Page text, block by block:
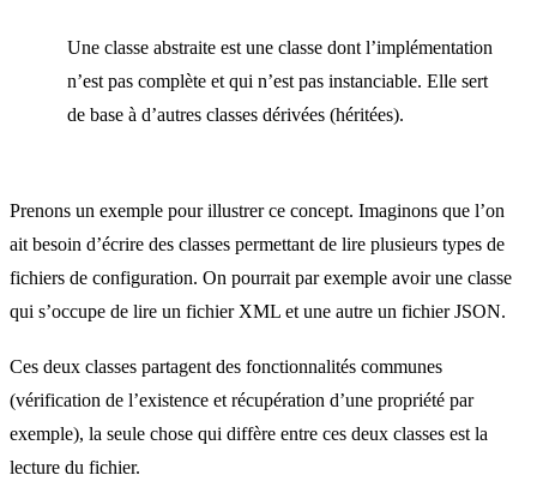
Une classe abstraite est une classe dont l’implémentation
n’est pas complète et qui n’est pas instanciable. Elle sert
de base à d’autres classes dérivées (héritées).
Prenons un exemple pour illustrer ce concept. Imaginons que l’on
ait besoin d’écrire des classes permettant de lire plusieurs types de
fichiers de configuration. On pourrait par exemple avoir une classe
qui s’occupe de lire un fichier XML et une autre un fichier JSON.
Ces deux classes partagent des fonctionnalités communes
(vérification de l’existence et récupération d’une propriété par
exemple), la seule chose qui diffère entre ces deux classes est la
lecture du fichier.